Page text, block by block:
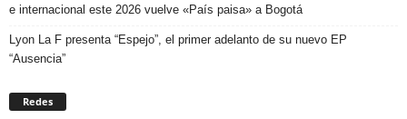
e internacional este 2026 vuelve «País paisa» a Bogotá
Lyon La F presenta “Espejo”, el primer adelanto de su nuevo EP
“Ausencia”
Redes